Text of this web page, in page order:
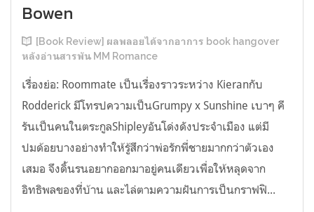
Bowen
[Book Review] ผลพลอยได้จากอาการ book hangover
หลังอ่านสารพัน MM Romance
เรื่องย่อ: Roommate เป็นเรื่องราวระหว่าง Kieranกับ
Rodderick มีโทรปความเป็นGrumpy x Sunshine เบาๆ คี
รันเป็นคนในตระกูลShipleyอันโด่งดังประจำเมือง แต่มี
ปมด้อยบางอย่างทำให้รู้สึกว่าพ่อรักพี่ชายมากกว่าตัวเอง
เสมอ จึงดิ้นรนอยากออกมาอยู่คนเดียวเพื่อให้หลุดจาก
อิทธิพลของที่บ้าน และไล่ตามความฝันการเป็นกราฟฟิ...